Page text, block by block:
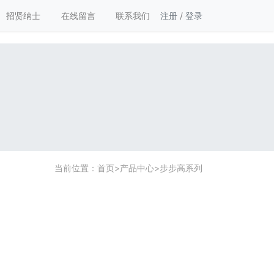
招贤纳士 在线留言 联系我们 注册 / 登录
当前位置： 首页>产品中心>步步高系列